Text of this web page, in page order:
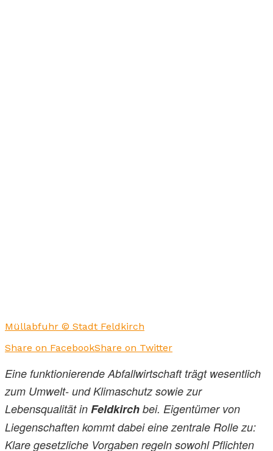
Müllabfuhr © Stadt Feldkirch
Share on FacebookShare on Twitter
Eine funktionierende Abfallwirtschaft trägt wesentlich
zum Umwelt- und Klimaschutz sowie zur
Lebensqualität in Feldkirch bei. Eigentümer von
Liegenschaften kommt dabei eine zentrale Rolle zu:
Klare gesetzliche Vorgaben regeln sowohl Pflichten